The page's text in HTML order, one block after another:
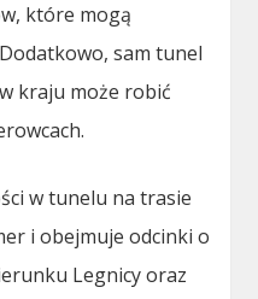
które mogą
sam tunel
kraju może robić
w tunelu na trasie
i obejmuje odcinki o
Legnicy oraz